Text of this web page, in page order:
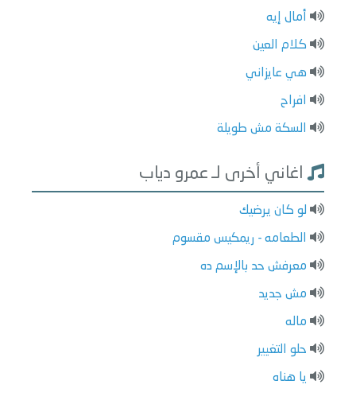
أمال إيه
كلام العين
هي عايزاني
افراح
السكة مش طويلة
اغاني أخرى لـ عمرو دياب
لو كان يرضيك
الطعامه - ريمكيس مقسوم
معرفش حد بالإسم ده
مش جديد
ماله
حلو التغيير
يا هناه